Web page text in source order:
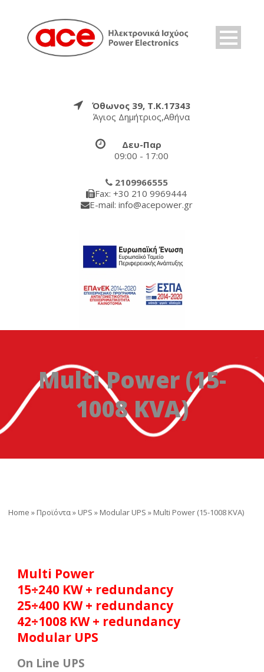
Όθωνος 39, Τ.Κ.17343
Άγιος Δημήτριος,Αθήνα
Δευ-Παρ
09:00 - 17:00
2109966555
Fax: +30 210 9969444
E-mail: info@acepower.gr
Multi Power (15-
1008 KVA)
Home » Προϊόντα» UPS » Modular UPS » Multi Power (15-1008 KVA)
Multi Power
15÷240 KW + redundancy
25÷400 KW + redundancy
42÷1008 KW + redundancy
Modular UPS
On Line UPS